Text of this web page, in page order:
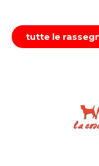
tutte le